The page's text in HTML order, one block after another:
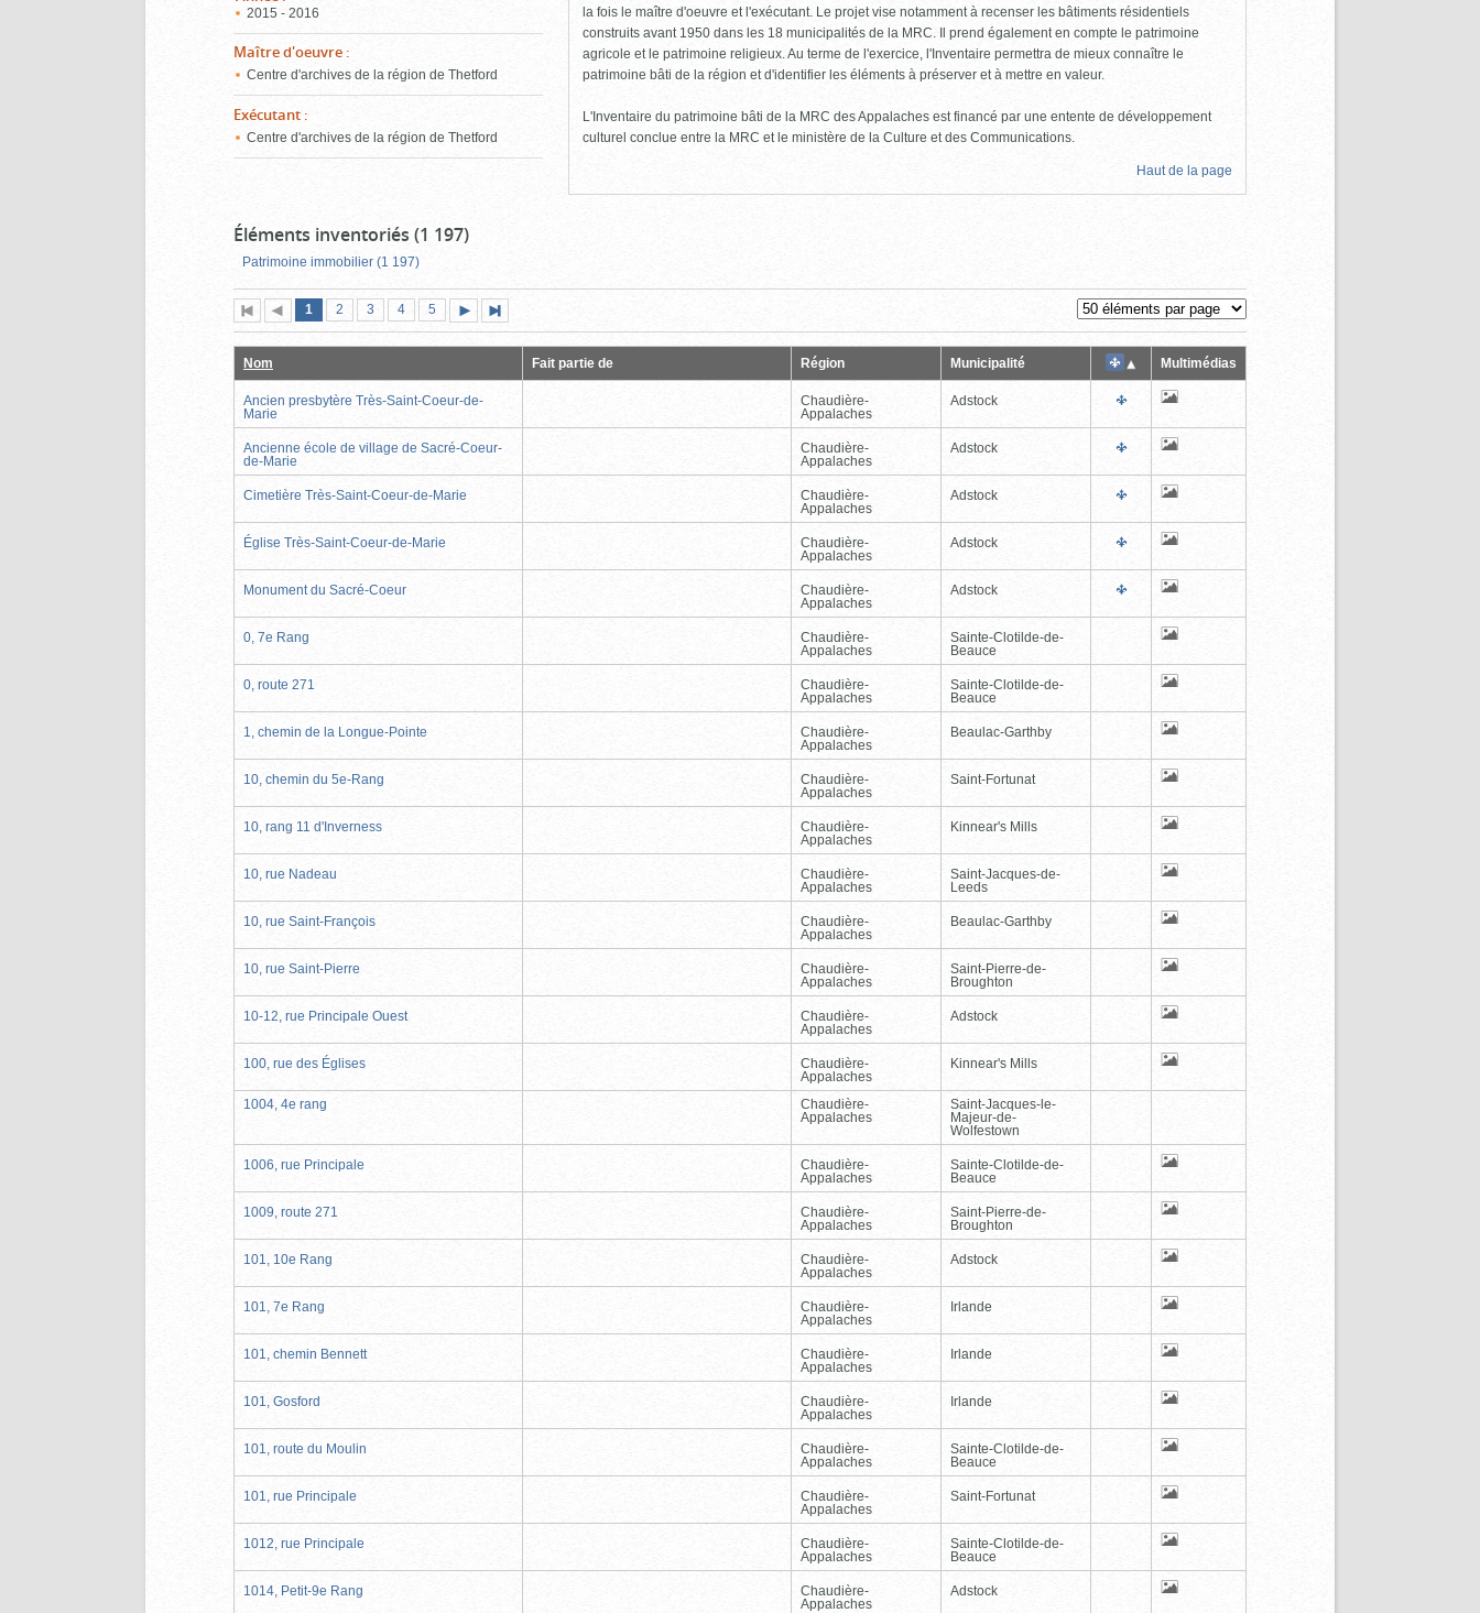
2015 - 2016
Maître d'oeuvre :
Centre d'archives de la région de Thetford
Exécutant :
Centre d'archives de la région de Thetford
la fois le maître d'oeuvre et l'exécutant. Le projet vise notamment à recenser les bâtiments résidentiels
construits avant 1950 dans les 18 municipalités de la MRC. Il prend également en compte le patrimoine
agricole et le patrimoine religieux. Au terme de l'exercice, l'Inventaire permettra de mieux connaître le
patrimoine bâti de la région et d'identifier les éléments à préserver et à mettre en valeur.
L'Inventaire du patrimoine bâti de la MRC des Appalaches est financé par une entente de développement
culturel conclue entre la MRC et le ministère de la Culture et des Communications.
Haut de la page
Éléments inventoriés (1 197)
Patrimoine immobilier (1 197)
Première
page
Page
précédente
Page
1 (page
actuelle)
Page
2 Page
3 Page
4 Page
5
suivante
page
Nom Fait partie de Région Municipalité Multimédias
Ancien presbytère Très-Saint-Coeur-de-
Marie
Chaudière-
Appalaches
Adstock
Ancienne école de village de Sacré-Coeur-
de-Marie
Chaudière-
Appalaches
Adstock
Cimetière Très-Saint-Coeur-de-Marie
Chaudière-
Appalaches
Adstock
Église Très-Saint-Coeur-de-Marie
Chaudière-
Appalaches
Adstock
Monument du Sacré-Coeur
Chaudière-
Appalaches
Adstock
0, 7e Rang
Chaudière-
Appalaches
Sainte-Clotilde-de-
Beauce
0, route 271
Chaudière-
Appalaches
Sainte-Clotilde-de-
Beauce
1, chemin de la Longue-Pointe
Chaudière-
Appalaches
Beaulac-Garthby
10, chemin du 5e-Rang
Chaudière-
Appalaches
Saint-Fortunat
10, rang 11 d'Inverness
Chaudière-
Appalaches
Kinnear's Mills
10, rue Nadeau
Chaudière-
Appalaches
Saint-Jacques-de-
Leeds
10, rue Saint-François
Chaudière-
Appalaches
Beaulac-Garthby
10, rue Saint-Pierre
Chaudière-
Appalaches
Saint-Pierre-de-
Broughton
10-12, rue Principale Ouest
Chaudière-
Appalaches
Adstock
100, rue des Églises
Chaudière-
Appalaches
Kinnear's Mills
1004, 4e rang
Chaudière-
Appalaches
Saint-Jacques-le-
Majeur-de-
Wolfestown
1006, rue Principale
Chaudière-
Appalaches
Sainte-Clotilde-de-
Beauce
1009, route 271
Chaudière-
Appalaches
Saint-Pierre-de-
Broughton
101, 10e Rang
Chaudière-
Appalaches
Adstock
101, 7e Rang
Chaudière-
Appalaches
Irlande
101, chemin Bennett
Chaudière-
Appalaches
Irlande
101, Gosford
Chaudière-
Appalaches
Irlande
101, route du Moulin
Chaudière-
Appalaches
Sainte-Clotilde-de-
Beauce
101, rue Principale
Chaudière-
Appalaches
Saint-Fortunat
1012, rue Principale
Chaudière-
Appalaches
Sainte-Clotilde-de-
Beauce
1014, Petit-9e Rang
Chaudière-
Appalaches
Adstock